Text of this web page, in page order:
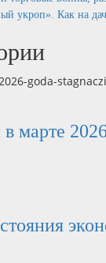
укроп». Как на
марте